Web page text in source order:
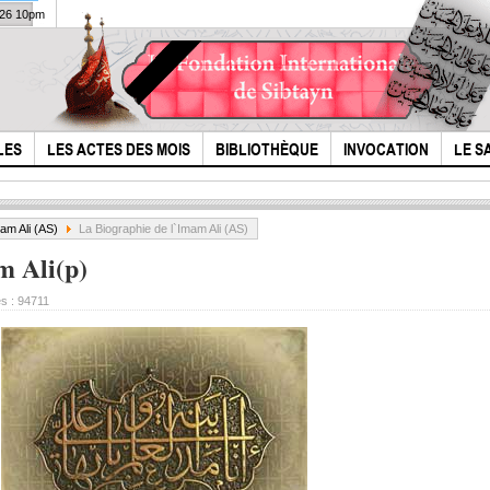
LES ACTES DES MOIS BIBLIOTHÈQUE INVOCATION LE
10pm
Ali (AS) La Biographie de l`Imam Ali (AS)
Ali(p)
: 94711
Qui méritera d'être